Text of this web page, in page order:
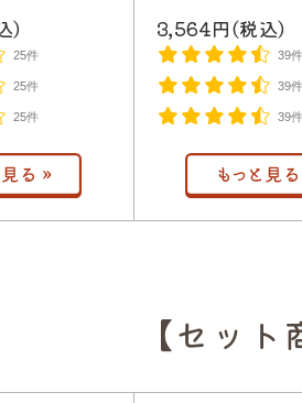
)
25件
25件
25件
3,564円(税込)
39件
39件
39件
【セット